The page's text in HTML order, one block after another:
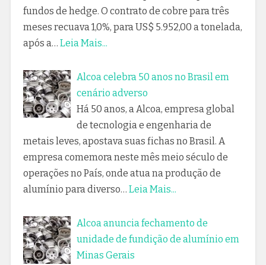
fundos de hedge. O contrato de cobre para três
meses recuava 1,0%, para US$ 5.952,00 a tonelada,
após a… Leia Mais...
Alcoa celebra 50 anos no Brasil em
cenário adverso
Há 50 anos, a Alcoa, empresa global
de tecnologia e engenharia de
metais leves, apostava suas fichas no Brasil. A
empresa comemora neste mês meio século de
operações no País, onde atua na produção de
alumínio para diverso… Leia Mais...
Alcoa anuncia fechamento de
unidade de fundição de alumínio em
Minas Gerais